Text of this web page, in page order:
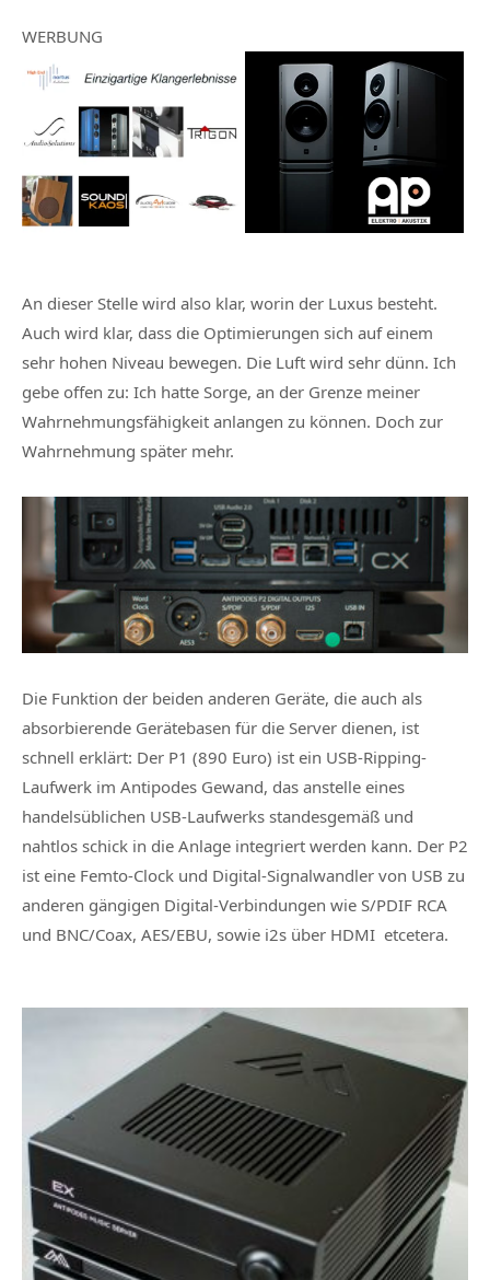
WERBUNG
An dieser Stelle wird also klar, worin der Luxus besteht.
Auch wird klar, dass die Optimierungen sich auf einem
sehr hohen Niveau bewegen. Die Luft wird sehr dünn. Ich
gebe offen zu: Ich hatte Sorge, an der Grenze meiner
Wahrnehmungsfähigkeit anlangen zu können. Doch zur
Wahrnehmung später mehr.
Die Funktion der beiden anderen Geräte, die auch als
absorbierende Gerätebasen für die Server dienen, ist
schnell erklärt: Der P1 (890 Euro) ist ein USB-Ripping-
Laufwerk im Antipodes Gewand, das anstelle eines
handelsüblichen USB-Laufwerks standesgemäß und
nahtlos schick in die Anlage integriert werden kann. Der P2
ist eine Femto-Clock und Digital-Signalwandler von USB zu
anderen gängigen Digital-Verbindungen wie S/PDIF RCA
und BNC/Coax, AES/EBU, sowie i2s über HDMI etcetera.